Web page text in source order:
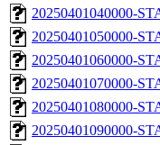
20250401040000-
20250401050000-
20250401060000-
20250401070000-
20250401080000-
20250401090000-